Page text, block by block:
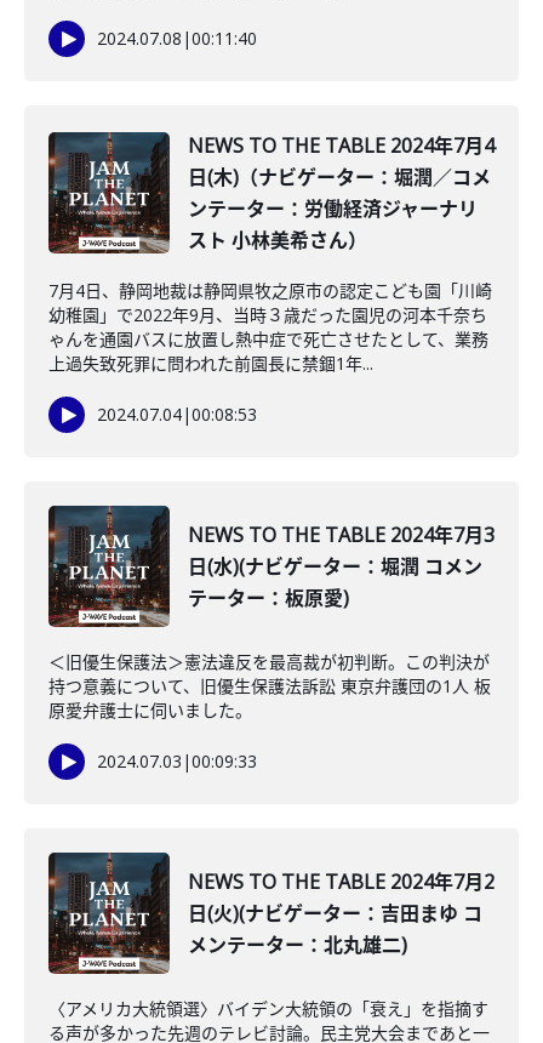
2024.07.08 |00:11:40
NEWS TO THE TABLE 2024年7月4
日(木)（ナビゲーター：堀潤／コメ
ンテーター：労働経済ジャーナリ
スト 小林美希さん）
7月4日、静岡地裁は静岡県牧之原市の認定こども園「川崎
幼稚園」で2022年9月、当時３歳だった園児の河本千奈ち
ゃんを通園バスに放置し熱中症で死亡させたとして、業務
上過失致死罪に問われた前園長に禁錮1年...
2024.07.04|00:08:53
NEWS TO THE TABLE 2024年7月3
日(水)(ナビゲーター：堀潤 コメン
テーター：板原愛)
＜旧優生保護法＞憲法違反を最高裁が初判断。この判決が
持つ意義について、旧優生保護法訴訟 東京弁護団の1人 板
原愛弁護士に伺いました。
2024.07.03 |00:09:33
NEWS TO THE TABLE 2024年7月2
日(火)(ナビゲーター：吉田まゆ コ
メンテーター：北丸雄二)
〈アメリカ大統領選〉バイデン大統領の「衰え」を指摘す
る声が多かった先週のテレビ討論。民主党大会まであと一